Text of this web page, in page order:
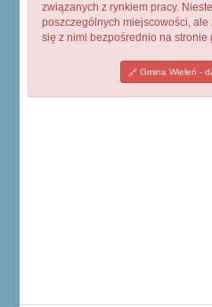
związanych z rynkiem pracy.
poszczególnych miejscowości,
się z nimi bezpośrednio na stronie
Gmina Wieleń -